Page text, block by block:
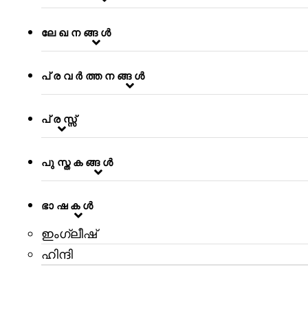
ലേഖനങ്ങള്‍
പ്രവര്‍ത്തനങ്ങള്‍
പ്രസ്സ്
പുസ്തകങ്ങള്‍
ഭാഷകൾ
ഇംഗ്ലീഷ്
ഹിന്ദി